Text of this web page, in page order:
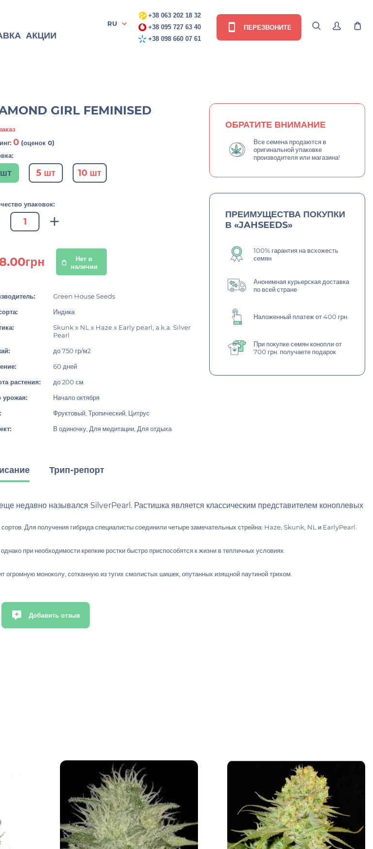
АКЦИИ
RU
+38 063 202 18 32
+38 095 727 63 40
+38 098 660 07 61
ПЕРЕЗВОНИТЕ
GIRL FEMINISED
0 (оценок 0)
5 шт 10 шт
упаковок:
Нет в
наличии
Green House Seeds
Индика
Skunk x NL x Haze x Early pearl, a.k.a. Silver
Pearl
до 750 гр/м2
60 дней
растения:
до 200 см.
урожая:
Начало октября
Фруктовый, Тропический, Цитрус
В одиночку, Для медитации, Для отдыха
ОБРАТИТЕ ВНИМАНИЕ
Все семена продаются в
оригинальной упаковке
производителя или магазина!
ПРЕИМУЩЕСТВА ПОКУПКИ
В «JAHSEEDS»
100% гарантия на всхожесть
семян
Анонимная курьерская доставка
по всей стране
Наложенный платеж от 400 грн.
При покупке семян конопли от
700 грн. получаете подарок
Трип-репорт
недавно назывался SilverPearl. Растишка является классическим представителем коноплевых
Для получения гибрида специалисты соединили четыре замечательных стрейна: Haze, Skunk, NL и EarlyPearl.
при необходимости крепкие ростки быстро приспособятся к жизни в тепличных условиях.
огромную моноколу, сотканную из тугих смолистых шишек, опутанных изящной паутиной трихом.
Добавить отзыв